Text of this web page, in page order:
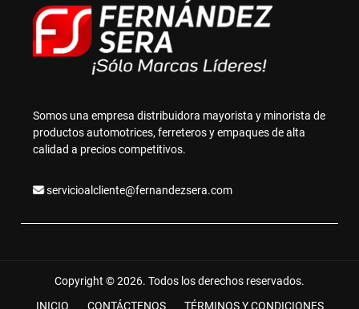
Somos una empresa distribuidora mayorista y minorista de
productos automotrices, ferreteros y empaques de alta
calidad a precios competitivos.
servicioalcliente@fernandezsera.com
Copyright © 2026. Todos los derechos reservados.
INICIO
CONTÁCTENOS TÉRMINOS Y CONDICIONES